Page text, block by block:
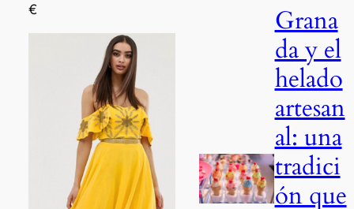
€
Grana
da y el
helado
artesan
al: una
tradici
ón que